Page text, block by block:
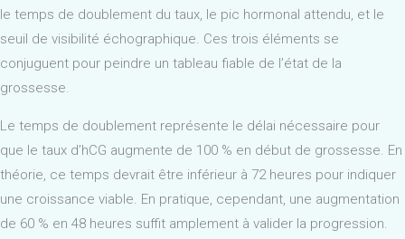
le temps de doublement du taux, le pic hormonal attendu, et le
seuil de visibilité échographique. Ces trois éléments se
conjuguent pour peindre un tableau fiable de l’état de la
grossesse.
Le temps de doublement représente le délai nécessaire pour
que le taux d’hCG augmente de 100 % en début de grossesse. En
théorie, ce temps devrait être inférieur à 72 heures pour indiquer
une croissance viable. En pratique, cependant, une augmentation
de 60 % en 48 heures suffit amplement à valider la progression.